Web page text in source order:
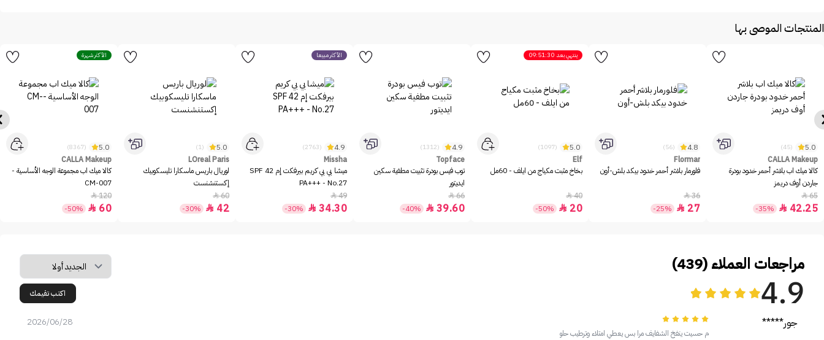
المنتجات الموصى بها
5.0
(45)
CALLA Makeup
كالا ميك اب بلاشر أحمر خدود بودرة
جاردن أوف دريمز
65

42.25

-35%
4.8
(56)
Flormar
فلورمار بلاشر أحمر خدود بيكد بلش-أون
36

27

-25%
ينتهي بعد 09:51:30
5.0
(1097)
Elf
بخاخ مثبت مكياج من ايلف - 60مل
40

20

-50%
4.9
(1312)
Topface
توب فيس بودرة تثبيت مطفية سكين
ايديتور
66

39.60

-40%
الأكثر مبيعاً
4.9
(2763)
Missha
ميشا بي بي كريم بيرفكت إم SPF 42
PA+++ - No.27
49

34.30

-30%
5.0
(1)
LOreal Paris
لوريال باريس ماسكارا تليسكوبيك
إكستنشنست
60

42

-30%
الأكثر شهرة
5.0
(8367)
CALLA Makeup
كالا ميك اب مجموعة الوجه الأساسية -
CM-007
120

60

-50%
مراجعات العملاء (439)
4.9 اكتب تقيمك
جور***** 2026/06/28
م حسيت ينفخ الشفايف مرا بس يعطي امتلاء وترطيب حلو